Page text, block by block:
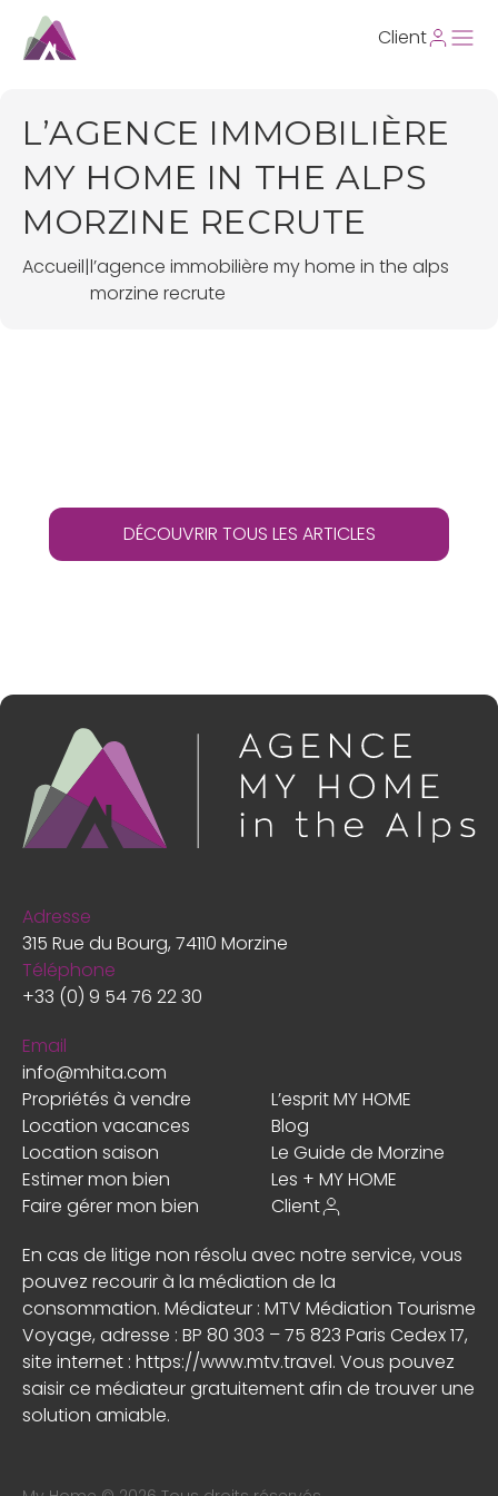
Client
L’AGENCE IMMOBILIÈRE
MY HOME IN THE ALPS
MORZINE RECRUTE
Accueil|l’agence immobilière my home in the alps
morzine recrute
DÉCOUVRIR TOUS LES ARTICLES
Propriétés à vendre
L’esprit MY HOME
Location vacances
Blog
Location saison
Le Guide de Morzine
Estimer mon bien
Les + MY HOME
Faire gérer mon bien
Client
Adresse
315 Rue du Bourg, 74110 Morzine
Téléphone
+33 (0) 9 54 76 22 30
Email
info@mhita.com
En cas de litige non résolu avec notre service, vous
pouvez recourir à la médiation de la
consommation. Médiateur : MTV Médiation Tourisme
Voyage, adresse : BP 80 303 – 75 823 Paris Cedex 17,
site internet : https://www.mtv.travel. Vous pouvez
saisir ce médiateur gratuitement afin de trouver une
solution amiable.